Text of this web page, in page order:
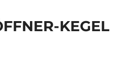
KEGEL